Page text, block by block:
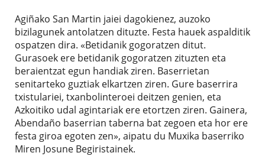
Agiñako San Martin jaiei dagokienez, auzoko
bizilagunek antolatzen dituzte. Festa hauek aspalditik
ospatzen dira. «Betidanik gogoratzen ditut.
Gurasoek ere betidanik gogoratzen zituzten eta
beraientzat egun handiak ziren. Baserrietan
senitarteko guztiak elkartzen ziren. Gure baserrira
txistulariei, txanbolinteroei deitzen genien, eta
Azkoitiko udal agintariak ere etortzen ziren. Gainera,
Abendaño baserrian taberna bat zegoen eta hor ere
festa giroa egoten zen», aipatu du Muxika baserriko
Miren Josune Begiristainek.